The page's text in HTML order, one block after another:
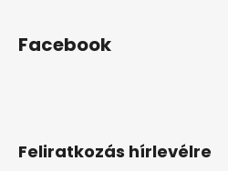
Feliratkozás hírlevélre
Facebook